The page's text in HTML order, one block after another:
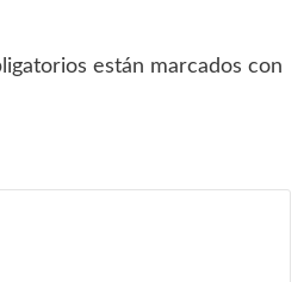
están marcados con